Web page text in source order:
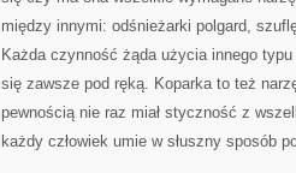
między innymi: odśnieżarki polgard,
Każda czynność żąda użycia innego
się zawsze pod ręką. Koparka to też
pewnością nie raz miał styczność z
każdy człowiek umie w słuszny sposób